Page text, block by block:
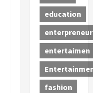
education
enterpreneur
entertaimen
fashion